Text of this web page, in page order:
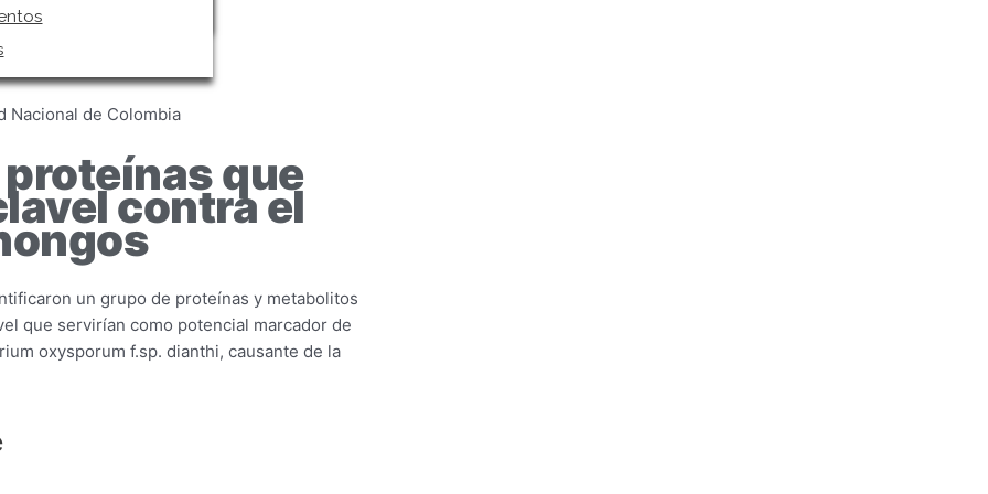
Nacional de Colombia
proteínas que
contra el
un grupo de proteínas y metabolitos
que servirían como potencial marcador de
oxysporum f.sp. dianthi, causante de la